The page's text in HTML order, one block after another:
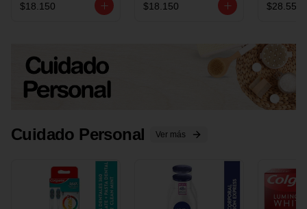
$18.150
GRS
$18.150
150G
$28.550
Cuidado Personal Ver más